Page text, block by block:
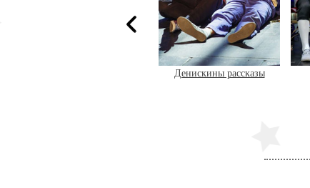
Кролик Эдвард